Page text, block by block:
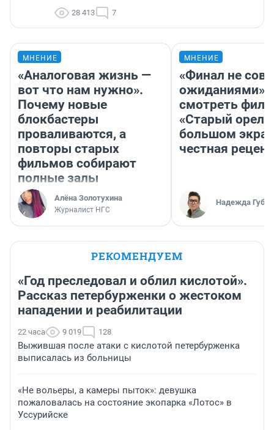
28 413 7
МНЕНИЕ
«Аналоговая жизнь —
вот что нам нужно».
Почему новые
блокбастеры
проваливаются, а
повторы старых
фильмов собирают
полные залы
Алёна Золотухина
Журналист НГС
МНЕНИЕ
«Финал не
ожиданиями»:
смотреть
«Старый орел»
большом
честная
Надежда
РЕКОМЕНДУЕМ
«Год преследовал и облил кислотой».
Рассказ петербурженки о жестоком
нападении и реабилитации
22 часа 9 019 128
Выжившая после атаки с кислотой петербурженка
выписалась из больницы
«Не вольеры, а камеры пыток»: девушка
пожаловалась на состояние экопарка «Лотос» в
Уссурийске